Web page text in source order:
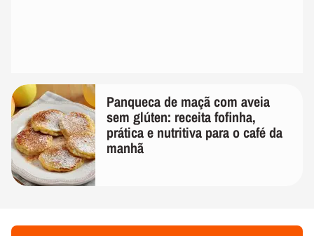
Panqueca de maçã com aveia
sem glúten: receita fofinha,
prática e nutritiva para o café da
manhã